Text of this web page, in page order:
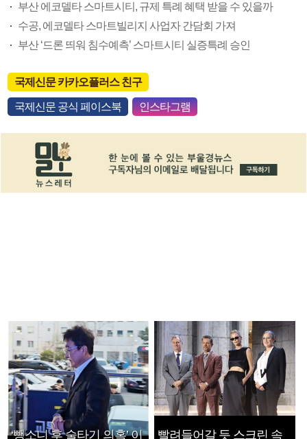
부산 에코델타 스마트시티, 규제 특례 혜택 받을 수 있을까
수공, 에코델타 스마트빌리지 사업자 간담회 가져
부산 ‘드론 띄워 침수예측’ 스마트시티 실증특례 승인
국제신문 카카오플러스 친구
국제신문 공식 페이스북 인스타그램
‘뺑소니 후 술타기 의혹’ 이 빨려들어갈 듯 스크린 속